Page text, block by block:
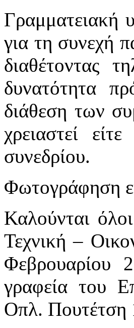
Γραμματειακή
για τη συνεχή
διαθέτοντας
δυνατότητα
διάθεση των
χρειαστεί
συνεδρίου.
Φωτογράφηση
Καλούνται
Τεχνική –
Φεβρουαρίου
γραφεία του
Οπλ. Πουτέτση